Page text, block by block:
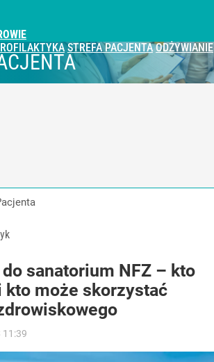
STREFA PACJENTA ODŻYWIANIE
sanatorium NFZ – kto
kto może skorzystać
11:39